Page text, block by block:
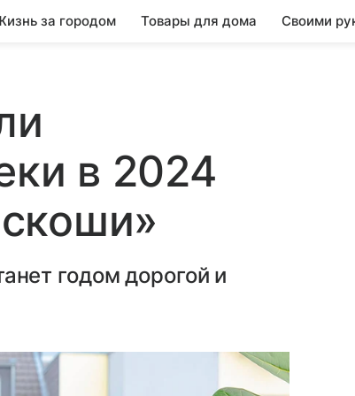
за городом Товары для дома Своими
в 2024
годом дорогой и